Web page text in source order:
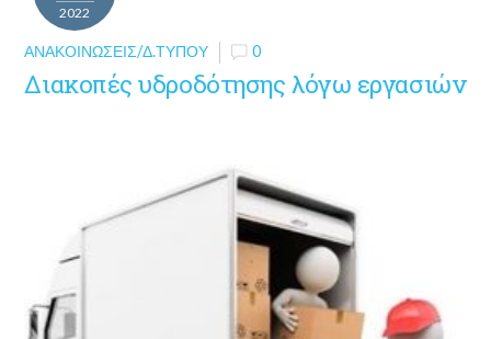
2022
ΑΝΑΚΟΙΝΏΣΕΙΣ/Δ.ΤΎΠΟΥ 0
Διακοπές υδροδότησης λόγω εργασιών